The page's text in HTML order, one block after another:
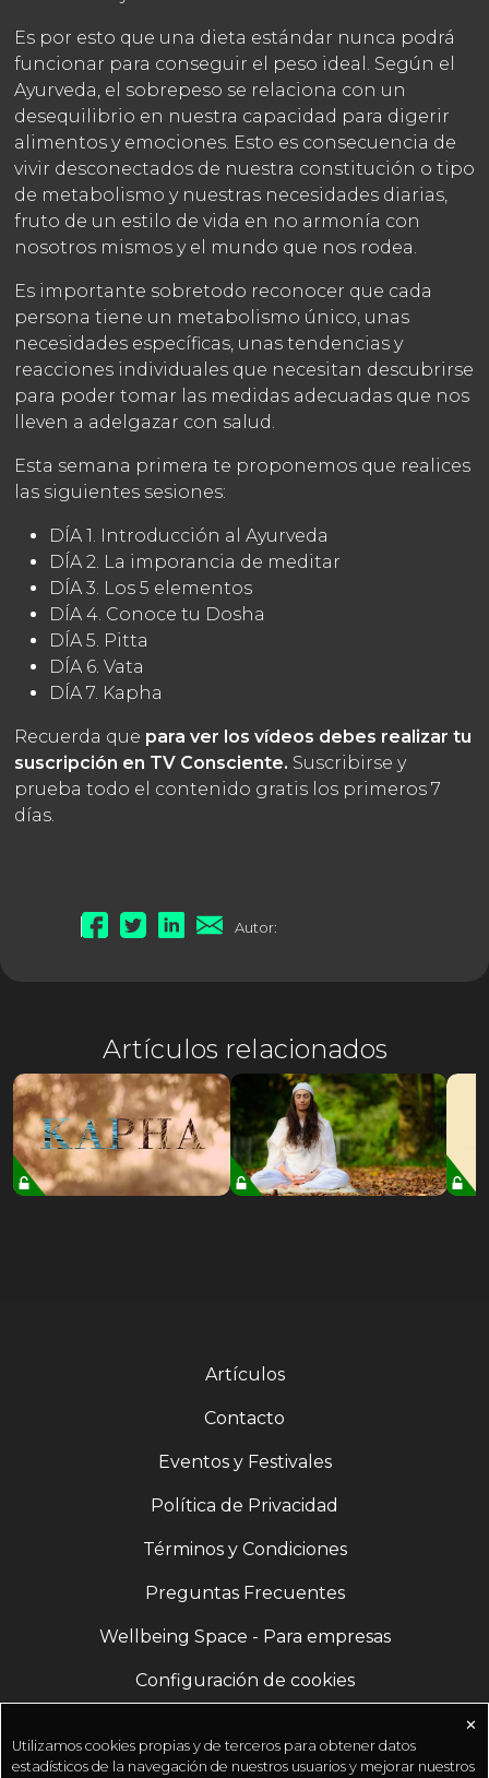
Es por esto que una dieta estándar nunca podrá
funcionar para conseguir el peso ideal. Según el
Ayurveda, el sobrepeso se relaciona con un
desequilibrio en nuestra capacidad para digerir
alimentos y emociones. Esto es consecuencia de
vivir desconectados de nuestra constitución o tipo
de metabolismo y nuestras necesidades diarias,
fruto de un estilo de vida en no armonía con
nosotros mismos y el mundo que nos rodea.
Es importante sobretodo reconocer que cada
persona tiene un metabolismo único, unas
necesidades específicas, unas tendencias y
reacciones individuales que necesitan descubrirse
para poder tomar las medidas adecuadas que nos
lleven a adelgazar con salud.
Esta semana primera te proponemos que realices
las siguientes sesiones:
DÍA 1. Introducción al Ayurveda
DÍA 2. La imporancia de meditar
DÍA 3. Los 5 elementos
DÍA 4. Conoce tu Dosha
DÍA 5. Pitta
DÍA 6. Vata
DÍA 7. Kapha
Recuerda que para ver los vídeos debes realizar tu
suscripción en TV Consciente. Suscribirse y
prueba todo el contenido gratis los primeros 7
días.
Autor:
Artículos relacionados
Artículos
Contacto
Eventos y Festivales
Política de Privacidad
Términos y Condiciones
Preguntas Frecuentes
Wellbeing Space - Para empresas
Configuración de cookies
✕
Utilizamos cookies propias y de terceros para obtener datos
estadísticos de la navegación de nuestros usuarios y mejorar nuestros